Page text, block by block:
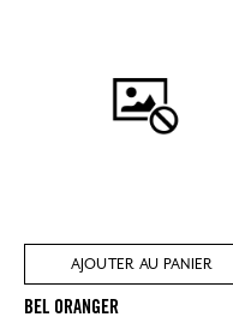
AJOUTER AU PANIER
BEL ORANGER